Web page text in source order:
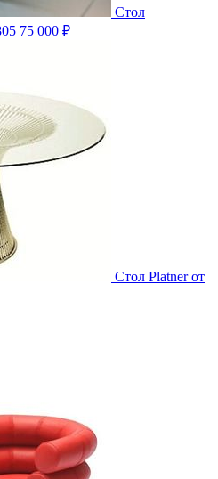
Стол
75 000 ₽
Стол Platner от